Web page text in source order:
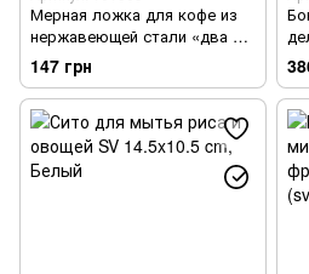
Мерная ложка для кофе из
нержавеющей стали «два в
одном» Разноцветный
(101363)
147 грн